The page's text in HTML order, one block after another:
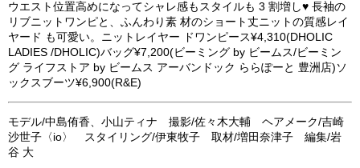
ウエスト位置高めになってシャレ感もスタイルも 3 割増し♥ 長袖の
リブニットワンピと、ふんわり素 材のショート丈ニットの質感レイ
ヤード も可愛い。ニットレイヤー ドワンピース¥4,310(DHOLIC
LADIES /DHOLIC)バッグ¥7,200(ビーミング by ビームス/ビーミン
グ ライフストア by ビームス アーバンドック ららぽーと 豊洲店)ソ
ックスブーツ¥6,900(R&E)
モデル/中島侑香、小山ティナ 撮影/佐々木大輔 ヘアメーク/吉崎
沙世子〈io〉 スタイリング/伊東牧子 取材/増田奈津子 編集/岩
谷 大